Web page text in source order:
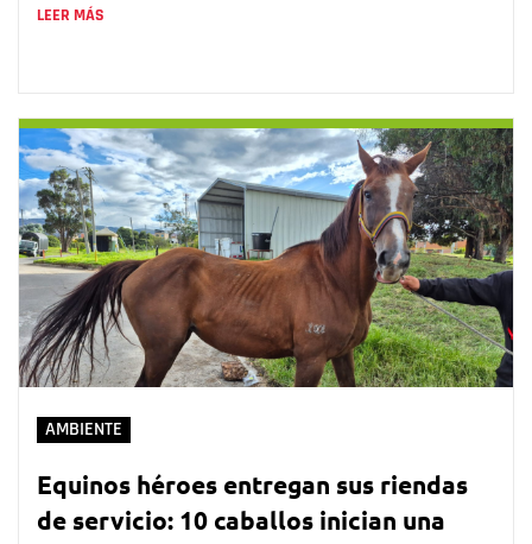
LEER MÁS
AMBIENTE
Equinos héroes entregan sus riendas
de servicio: 10 caballos inician una